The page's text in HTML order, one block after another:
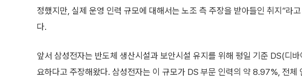
정했지만, 실제 운영 인력 규모에 대해서는 노조 측 주장을 받아들인 취지”라
다.
앞서 삼성전자는 반도체 생산시설과 보안시설 유지를 위해 평일 기준 DS(디
요하다고 주장해왔다. 삼성전자는 이 규모가 DS 부문 인력의 약 8.97%, 전